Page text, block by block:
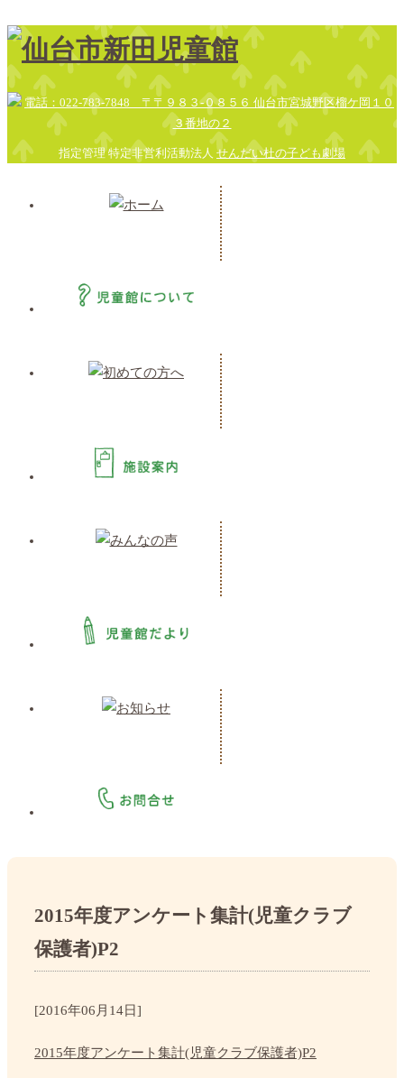
指定管理 特定非営利活動法人 せんだい杜の子ども劇場
2015年度アンケート集計(児童クラブ
保護者)P2
[2016年06月14日]
2015年度アンケート集計(児童クラブ保護者)P2